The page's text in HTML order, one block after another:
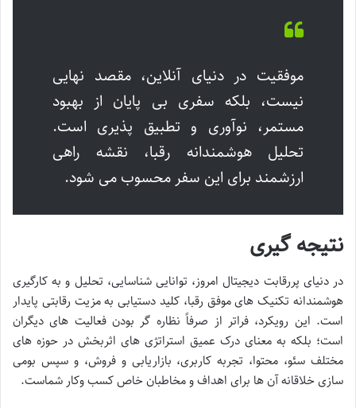
موفقیت در دنیای آنلاین، مقصد نهایی
نیست، بلکه سفری بی پایان از بهبود
مستمر، نوآوری و تطبیق پذیری است.
تحلیل هوشمندانه رقبا، نقشه راهی
ارزشمند برای این سفر محسوب می شود.
نتیجه گیری
در دنیای پررقابت دیجیتال امروز، توانایی شناسایی، تحلیل و به کارگیری
هوشمندانه تکنیک های موفق رقبا، کلید دستیابی به مزیت رقابتی پایدار
است. این رویکرد، فراتر از صرفاً نظاره گر بودن فعالیت های دیگران
است؛ بلکه به معنای درک عمیق استراتژی های اثربخش در حوزه های
مختلف سئو، محتوا، تجربه کاربری، بازاریابی و فروش، و سپس بومی
سازی خلاقانه آن ها برای اهداف و مخاطبان خاص کسب وکار شماست.